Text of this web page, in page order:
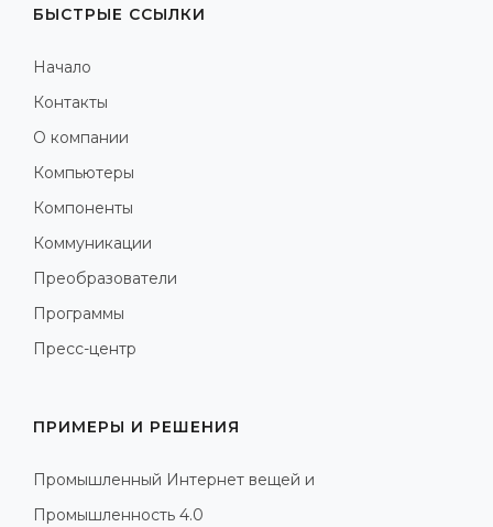
БЫСТРЫЕ ССЫЛКИ
Начало
Контакты
О компании
Компьютеры
Компоненты
Коммуникации
Преобразователи
Программы
Пресс-центр
ПРИМЕРЫ И РЕШЕНИЯ
Промышленный Интернет вещей и
Промышленность 4.0